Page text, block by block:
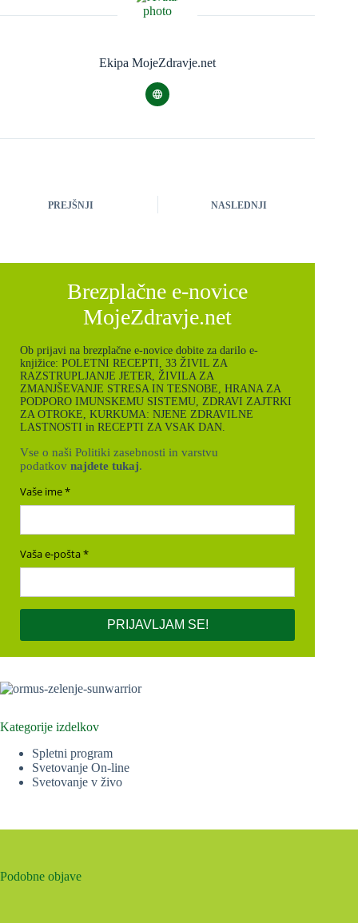
Ekipa MojeZdravje.net
PREJŠNJI NASLEDNJI
Brezplačne e-novice
MojeZdravje.net
Ob prijavi na brezplačne e-novice dobite za darilo e-
knjižice: POLETNI RECEPTI, 33 ŽIVIL ZA
RAZSTRUPLJANJE JETER, ŽIVILA ZA
ZMANJŠEVANJE STRESA IN TESNOBE, HRANA ZA
PODPORO IMUNSKEMU SISTEMU, ZDRAVI ZAJTRKI
ZA OTROKE, KURKUMA: NJENE ZDRAVILNE
LASTNOSTI in RECEPTI ZA VSAK DAN.
Vse o naši Politiki zasebnosti in varstvu
podatkov najdete tukaj.
Vaše ime
Vaša e-pošta
PRIJAVLJAM SE!
Kategorije izdelkov
Spletni program
Svetovanje On-line
Svetovanje v živo
Podobne objave